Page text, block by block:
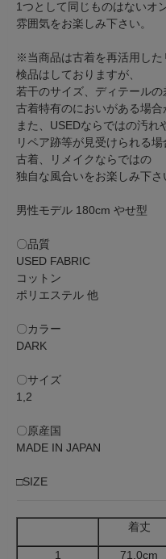
1つとして同じものはないオ
雰囲気をお楽しみ下さい。
※当商品は古着を再活用した
検品はしておりますが、
若干のサイズ、ディテールの
古着特有のにおいがある場合
また、USEDならではの汚れ
リペア跡等が見受けられる場
古着、リメイクならではの
独自な風合いをお楽しみ下さ
男性モデル 180cm やせ型
〇品質
USED FABRIC
コットン
ポリエステル 他
〇カラー
DARK
〇サイズ
1,2
〇原産国
MADE IN JAPAN
□SIZE
着丈
1 71.0cm